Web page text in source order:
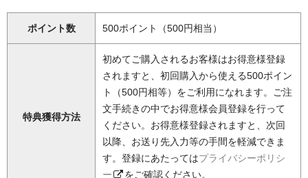
ポイント数 500ポイント（500円相当）
特典獲得方法
初めてご購入されるお客様はお得意様登録
されますと、初回購入から使える500ポイン
ト（500円相等）をご利用になれます。ご注
文手続きの中でお得意様会員登録を行って
ください。お得意様登録されますと、次回
以降、お送り先入力等の手間を軽減できま
す。登録にあたってはプライバシーポリシ
ー
をご確認ください。